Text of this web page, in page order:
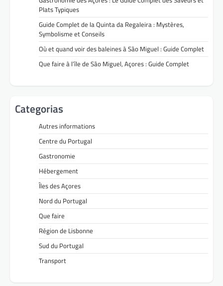
Plats Typiques
Guide Complet de la Quinta da Regaleira : Mystères,
Symbolisme et Conseils
Où et quand voir des baleines à São Miguel : Guide Complet
Que faire à l’île de São Miguel, Açores : Guide Complet
Categorias
Autres informations
Centre du Portugal
Gastronomie
Hébergement
Îles des Açores
Nord du Portugal
Que faire
Région de Lisbonne
Sud du Portugal
Transport